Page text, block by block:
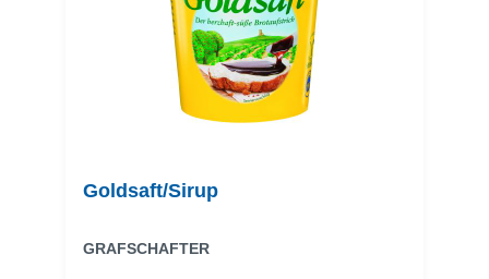
Goldsaft/Sirup
GRAFSCHAFTER